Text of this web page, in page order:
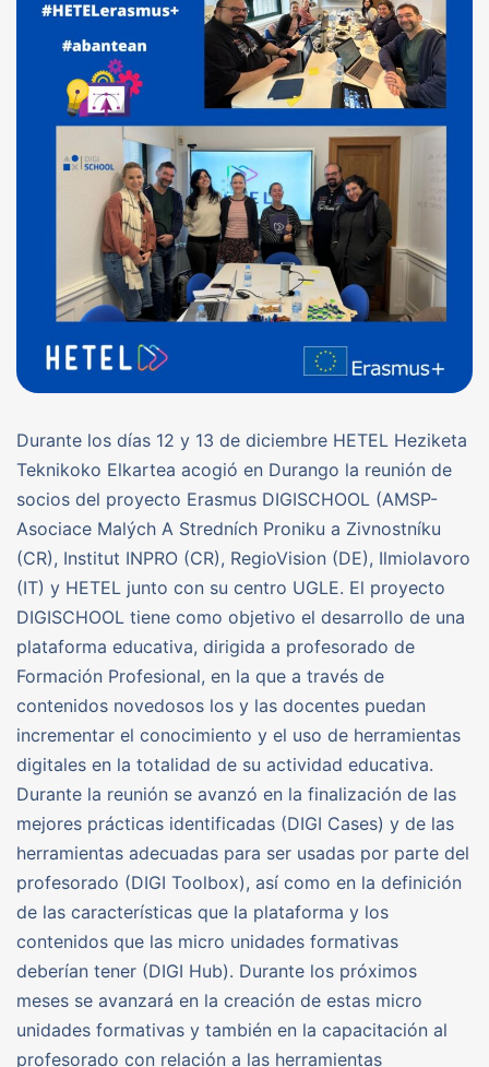
Durante los días 12 y 13 de diciembre HETEL Heziketa
Teknikoko Elkartea acogió en Durango la reunión de
socios del proyecto Erasmus DIGISCHOOL (AMSP-
Asociace Malých A Stredních Proniku a Zivnostníku
(CR), Institut INPRO (CR), RegioVision (DE), Ilmiolavoro
(IT) y HETEL junto con su centro UGLE. El proyecto
DIGISCHOOL tiene como objetivo el desarrollo de una
plataforma educativa, dirigida a profesorado de
Formación Profesional, en la que a través de
contenidos novedosos los y las docentes puedan
incrementar el conocimiento y el uso de herramientas
digitales en la totalidad de su actividad educativa.
Durante la reunión se avanzó en la finalización de las
mejores prácticas identificadas (DIGI Cases) y de las
herramientas adecuadas para ser usadas por parte del
profesorado (DIGI Toolbox), así como en la definición
de las características que la plataforma y los
contenidos que las micro unidades formativas
deberían tener (DIGI Hub). Durante los próximos
meses se avanzará en la creación de estas micro
unidades formativas y también en la capacitación al
profesorado con relación a las herramientas